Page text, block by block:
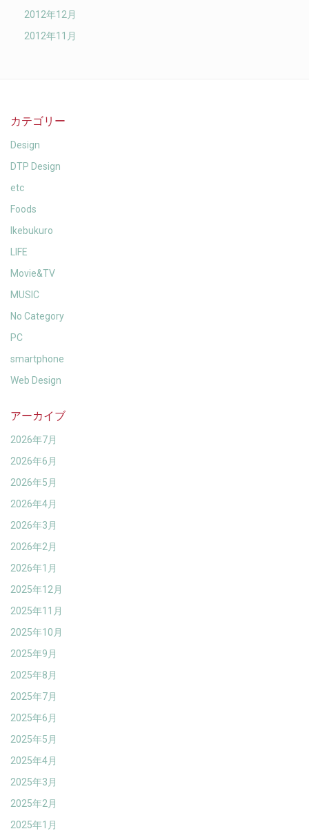
2012年12月
2012年11月
カテゴリー
Design
DTP Design
etc
Foods
Ikebukuro
LIFE
Movie&TV
MUSIC
No Category
PC
smartphone
Web Design
アーカイブ
2026年7月
2026年6月
2026年5月
2026年4月
2026年3月
2026年2月
2026年1月
2025年12月
2025年11月
2025年10月
2025年9月
2025年8月
2025年7月
2025年6月
2025年5月
2025年4月
2025年3月
2025年2月
2025年1月